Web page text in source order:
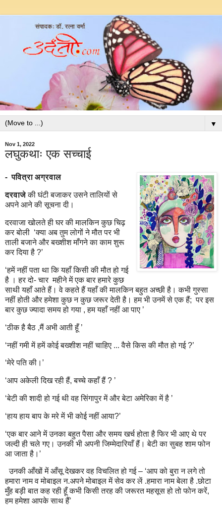
▼
Nov 1, 2022
लघुकथाः एक सच्चाई
- पवित्रा अग्रवाल
दरवाजेकी घंटी बजाकर उसने तालियों से
अपने आने की सूचना दी।
दरवाजा खोलते ही घर की मालकिन कुछ चिढ़
कर बोली ‘क्या अब तुम लोगों ने मौत पर भी
ताली बजाने और बख्शीश माँगने का काम शुरू
कर दिया है ?’
‘हमें नहीं पता था कि यहाँ किसी की मौत हो गई
है । हर दो- चार महीने में एक बार हमारे कुछ
साथी यहाँ आते हैं। वे कहते हैं यहाँ की मालकिन बहुत अच्छी है। कभी गुस्सा
नहीं होती और हमेशा कुछ न कुछ जरूर देती है। हम भी उनमें से एक हैं; पर इस
बार कुछ ज्यादा समय हो गया , हम यहाँ नहीं आ पाए ’
‘ठीक है बैठ ,मैं अभी आती हूँ ’
‘नहीं गमी में हमें कोई बख्शीश नहीं चाहिए ... वैसे किस की मौत हो गई?’
‘मेरे पति की।’
‘आप अकेली दिख रही हैं,बच्चे कहाँ हैं ? ’
‘बेटी की शादी हो गई थी वह सिंगापुर में और बेटा अमेरिका में है ’
‘हाय हाय बाप के मरे में भी कोई नहीं आया?’
‘एक बार आने में उनका बहुत पैसा और समय खर्च होता है फिर भी आए थे पर
जल्दी ही चले गए। उनकी भी अपनी जिम्मेदारियाँ हैं। बेटी का सुबह शाम फोन
आ जाता है।’
उनकी आँखों में आँसू देखकर वह विचलित हो गई – ‘आप को बुरा न लगे तो
हमारा नाम व मोबाइल न.अपने मोबाइल में सेव कर लें .हमारा नाम बेला है .छोटा
मुँह बड़ी बात कह रही हूँ कभी किसी तरह की जरूरत महसूस हो तो फोन करें,
हम हमेशा आपके साथ हैं’